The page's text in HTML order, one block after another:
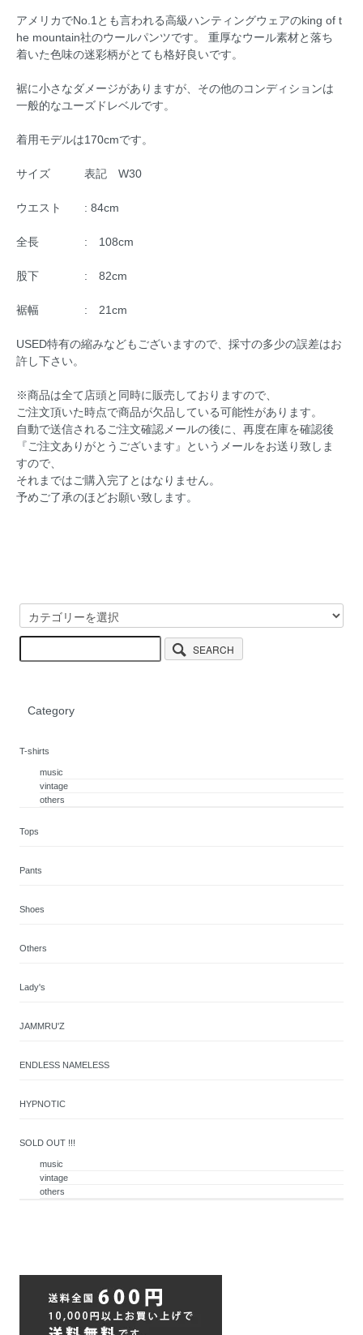
アメリカでNo.1とも言われる高級ハンティングウェアのking of t
he mountain社のウールパンツです。 重厚なウール素材と落ち
着いた色味の迷彩柄がとても格好良いです。
裾に小さなダメージがありますが、その他のコンディションは
一般的なユーズドレベルです。
着用モデルは170cmです。
サイズ 表記 W30
ウエスト : 84cm
全長 : 108cm
股下 : 82cm
裾幅 : 21cm
USED特有の縮みなどもございますので、採寸の多少の誤差はお
許し下さい。
※商品は全て店頭と同時に販売しておりますので、
ご注文頂いた時点で商品が欠品している可能性があります。
自動で送信されるご注文確認メールの後に、再度在庫を確認後
『ご注文ありがとうございます』というメールをお送り致しま
すので、
それまではご購入完了とはなりません。
予めご了承のほどお願い致します。
SEARCH
Category
T-shirts
music
vintage
others
Tops
Pants
Shoes
Others
Lady's
JAMMRU'Z
ENDLESS NAMELESS
HYPNOTIC
SOLD OUT !!!
music
vintage
others